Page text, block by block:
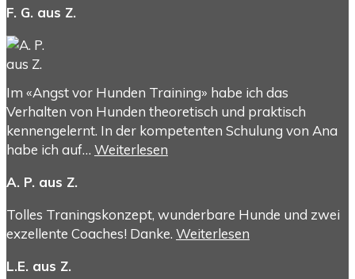
F. G. aus Z.
Im «Angst vor Hunden Training» habe ich das
Verhalten von Hunden theoretisch und praktisch
kennengelernt. In der kompetenten Schulung von Ana
habe ich auf… Weiterlesen
A. P. aus Z.
Tolles Traningskonzept, wunderbare Hunde und zwei
exzellente Coaches! Danke. Weiterlesen
L.E. aus Z.